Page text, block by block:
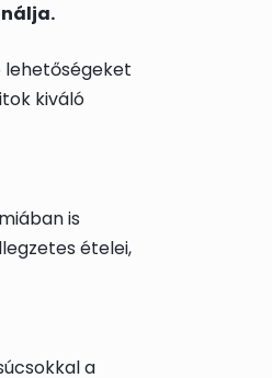
lehetőségeket
kiváló
is
ételei,
a